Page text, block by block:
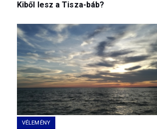
Kiből lesz a Tisza-báb?
VÉLEMÉNY